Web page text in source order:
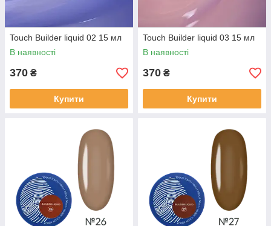
Touch Builder liquid 02 15 мл
В наявності
370 ₴
Купити
Touch Builder liquid 03 15 мл
В наявності
370 ₴
Купити